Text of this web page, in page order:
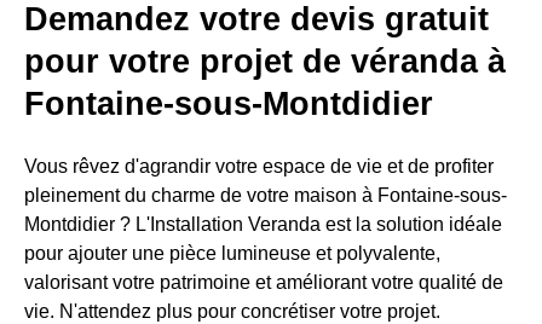
Demandez votre devis gratuit
pour votre projet de véranda à
Fontaine-sous-Montdidier
Vous rêvez d'agrandir votre espace de vie et de profiter
pleinement du charme de votre maison à Fontaine-sous-
Montdidier ? L'Installation Veranda est la solution idéale
pour ajouter une pièce lumineuse et polyvalente,
valorisant votre patrimoine et améliorant votre qualité de
vie. N'attendez plus pour concrétiser votre projet.